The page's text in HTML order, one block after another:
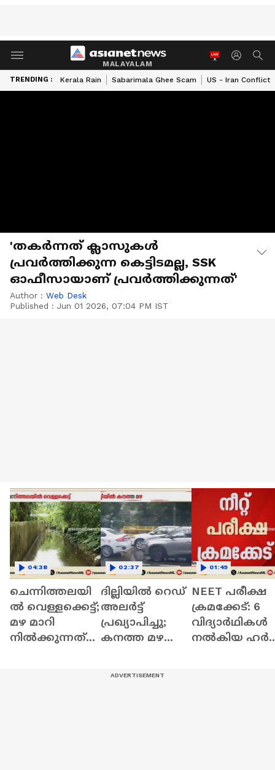
MALAYALAM
TRENDING : Kerala Rain Sabarimala Ghee Scam US - Iran Conflict
'തകര്‍ന്നത് ക്ലാസുകള്‍
പ്രവര്‍ത്തിക്കുന്ന കെട്ടിടമല്ല, SSK
ഓഫീസായാണ് പ്രവര്‍ത്തിക്കുന്നത്'
Author : Web Desk
Published : Jun 01 2026, 07:04 PM IST
ചെന്നിത്തലയി
ൽ വെള്ളക്കെട്ട്;
മഴ മാറി
നിൽക്കുന്നത്
04:38
ദില്ലിയിൽ റെഡ്
അലർട്ട്
പ്രഖ്യാപിച്ചു;
കനത്ത മഴ
02:37
NEET പരീക്ഷ
ക്രമക്കേട്: 6
വിദ്യാർഥികൾ
നൽകിയ ഹർജി
01:49